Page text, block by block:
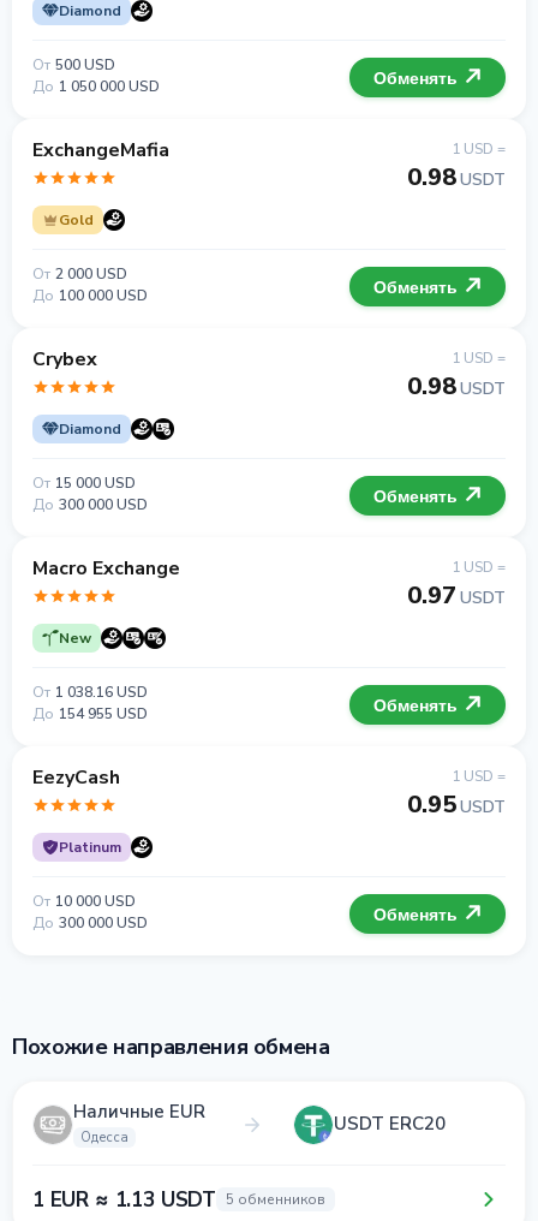
Diamond
От 500 USD
До 1 050 000 USD Обменять
ExchangeMafia
Gold
1 USD =
0.98USDT
От 2 000 USD
До 100 000 USD Обменять
Crybex
Diamond
1 USD =
0.98USDT
От 15 000 USD
До 300 000 USD Обменять
Macro Exchange
New
1 USD =
0.97 USDT
От 1 038.16 USD
До 154 955 USD Обменять
EezyCash
Platinum
1 USD =
0.95USDT
От 10 000 USD
До 300 000 USD Обменять
Похожие направления обмена
Наличные EUR
Одесса
USDT ERC20
1 EUR ≈ 1.13 USDT 5 обменников